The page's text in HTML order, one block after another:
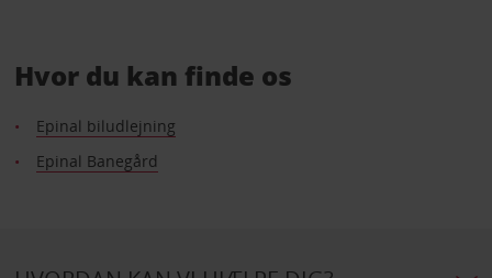
Hvor du kan finde os
Epinal biludlejning
Epinal Banegård